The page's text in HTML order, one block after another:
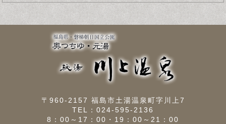
〒960-2157 福島市土湯温泉町字川上7
TEL： 024-595-2136
8：00～17：00・19：00～21：00